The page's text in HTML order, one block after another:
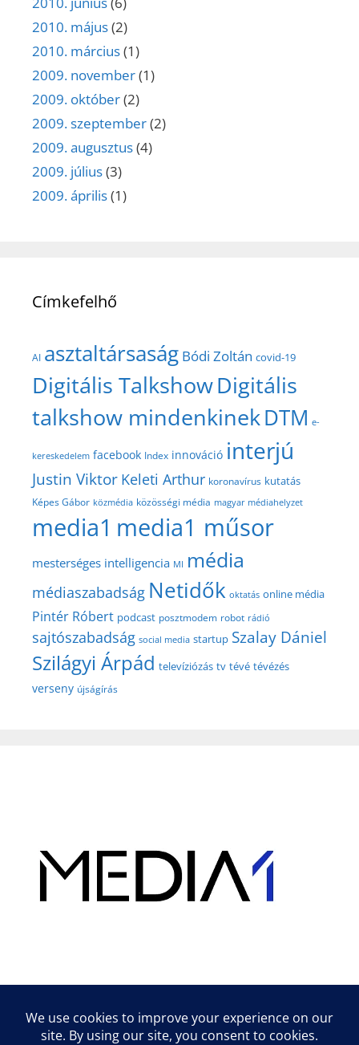
2010. május(2)
2010. március(1)
2009. november(1)
2009. október(2)
2009. szeptember(2)
2009. augusztus(4)
2009. július(3)
2009. április(1)
Címkefelhő
AI asztaltársaság Bódi Zoltán covid-19
Digitális TalkshowDigitális
talkshow mindenkinekDTM e-
kereskedelem facebook Index innováció interjú
Justin Viktor Keleti Arthur koronavírus kutatás
Képes Gábor közmédia közösségi média magyar médiahelyzet
media1 media1 műsor
mesterséges intelligencia MI média
médiaszabadság Netidők oktatás online média
Pintér Róbert podcast posztmodem robot rádió
sajtószabadság social media startup Szalay Dániel
Szilágyi Árpád televíziózás tv tévé tévézés
verseny újságírás